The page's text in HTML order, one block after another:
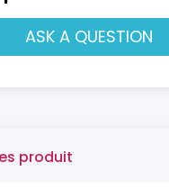
ASK A QUESTION
produit